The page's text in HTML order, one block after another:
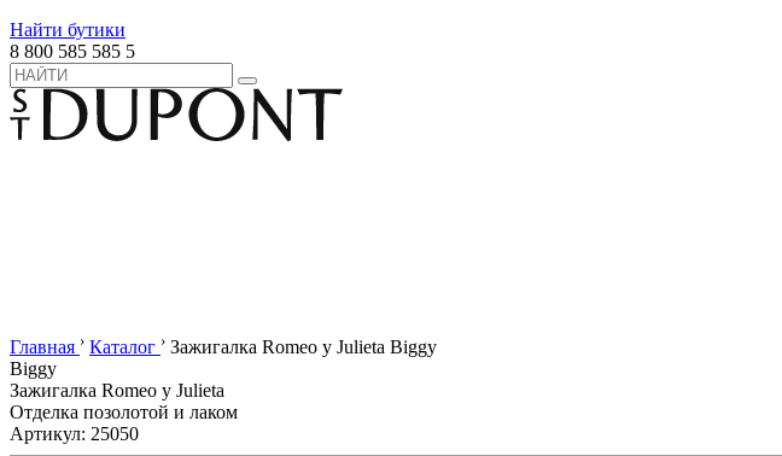
Найти бутики
8 800 585 585 5
Главная › Каталог › Зажигалка Romeo y Julieta Biggy
Biggy
Зажигалка Romeo y Julieta
Отделка позолотой и лаком
Артикул: 25050